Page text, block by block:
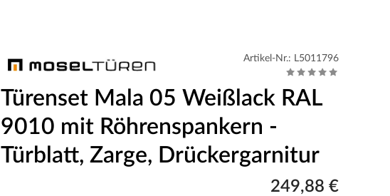
Artikel-Nr.: L5011796
Türenset Mala 05 Weißlack RAL
9010 mit Röhrenspankern -
Türblatt, Zarge, Drückergarnitur
249,88 €